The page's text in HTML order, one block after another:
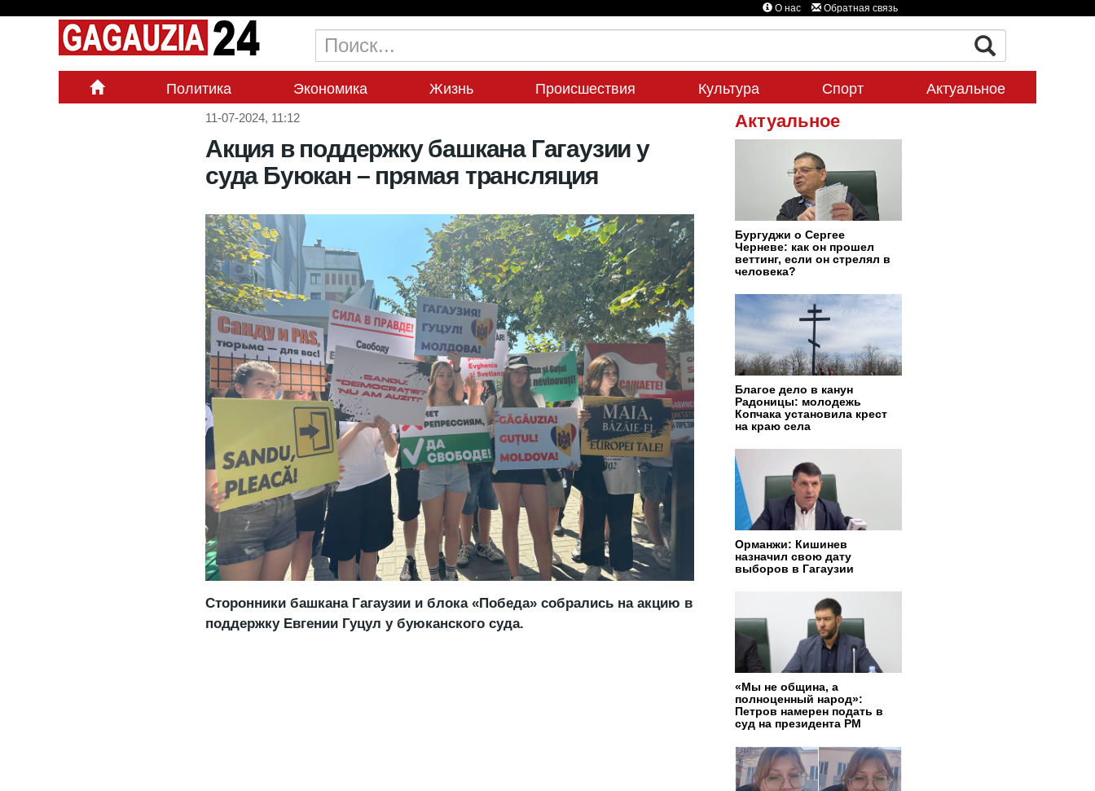
О нас Обратная связь
Политика Экономика Жизнь Происшествия Культура Спорт Актуальное
11-07-2024, 11:12
Акция в поддержку башкана Гагаузии у
суда Буюкан – прямая трансляция
Сторонники башкана Гагаузии и блока «Победа» собрались на акцию в
поддержку Евгении Гуцул у буюканского суда.
Актуальное
Бургуджи о Сергее
Черневе: как он прошел
веттинг, если он стрелял в
человека?
Благое дело в канун
Радоницы: молодежь
Копчака установила крест
на краю села
Орманжи: Кишинев
назначил свою дату
выборов в Гагаузии
«Мы не община, а
полноценный народ»:
Петров намерен подать в
суд на президента РМ